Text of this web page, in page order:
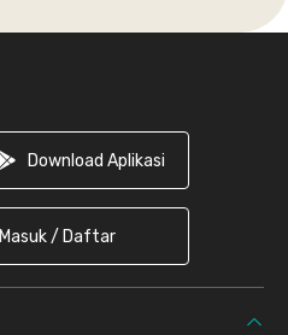
Download Aplikasi
Masuk / Daftar